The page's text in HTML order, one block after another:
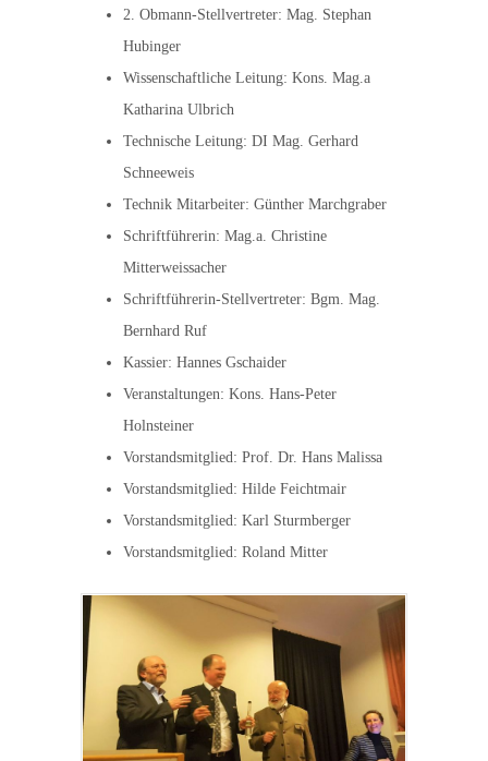
2. Obmann-Stellvertreter: Mag. Stephan
Hubinger
Wissenschaftliche Leitung: Kons. Mag.a
Katharina Ulbrich
Technische Leitung: DI Mag. Gerhard
Schneeweis
Technik Mitarbeiter: Günther Marchgraber
Schriftführerin: Mag.a. Christine
Mitterweissacher
Schriftführerin-Stellvertreter: Bgm. Mag.
Bernhard Ruf
Kassier: Hannes Gschaider
Veranstaltungen: Kons. Hans-Peter
Holnsteiner
Vorstandsmitglied: Prof. Dr. Hans Malissa
Vorstandsmitglied: Hilde Feichtmair
Vorstandsmitglied: Karl Sturmberger
Vorstandsmitglied: Roland Mitter